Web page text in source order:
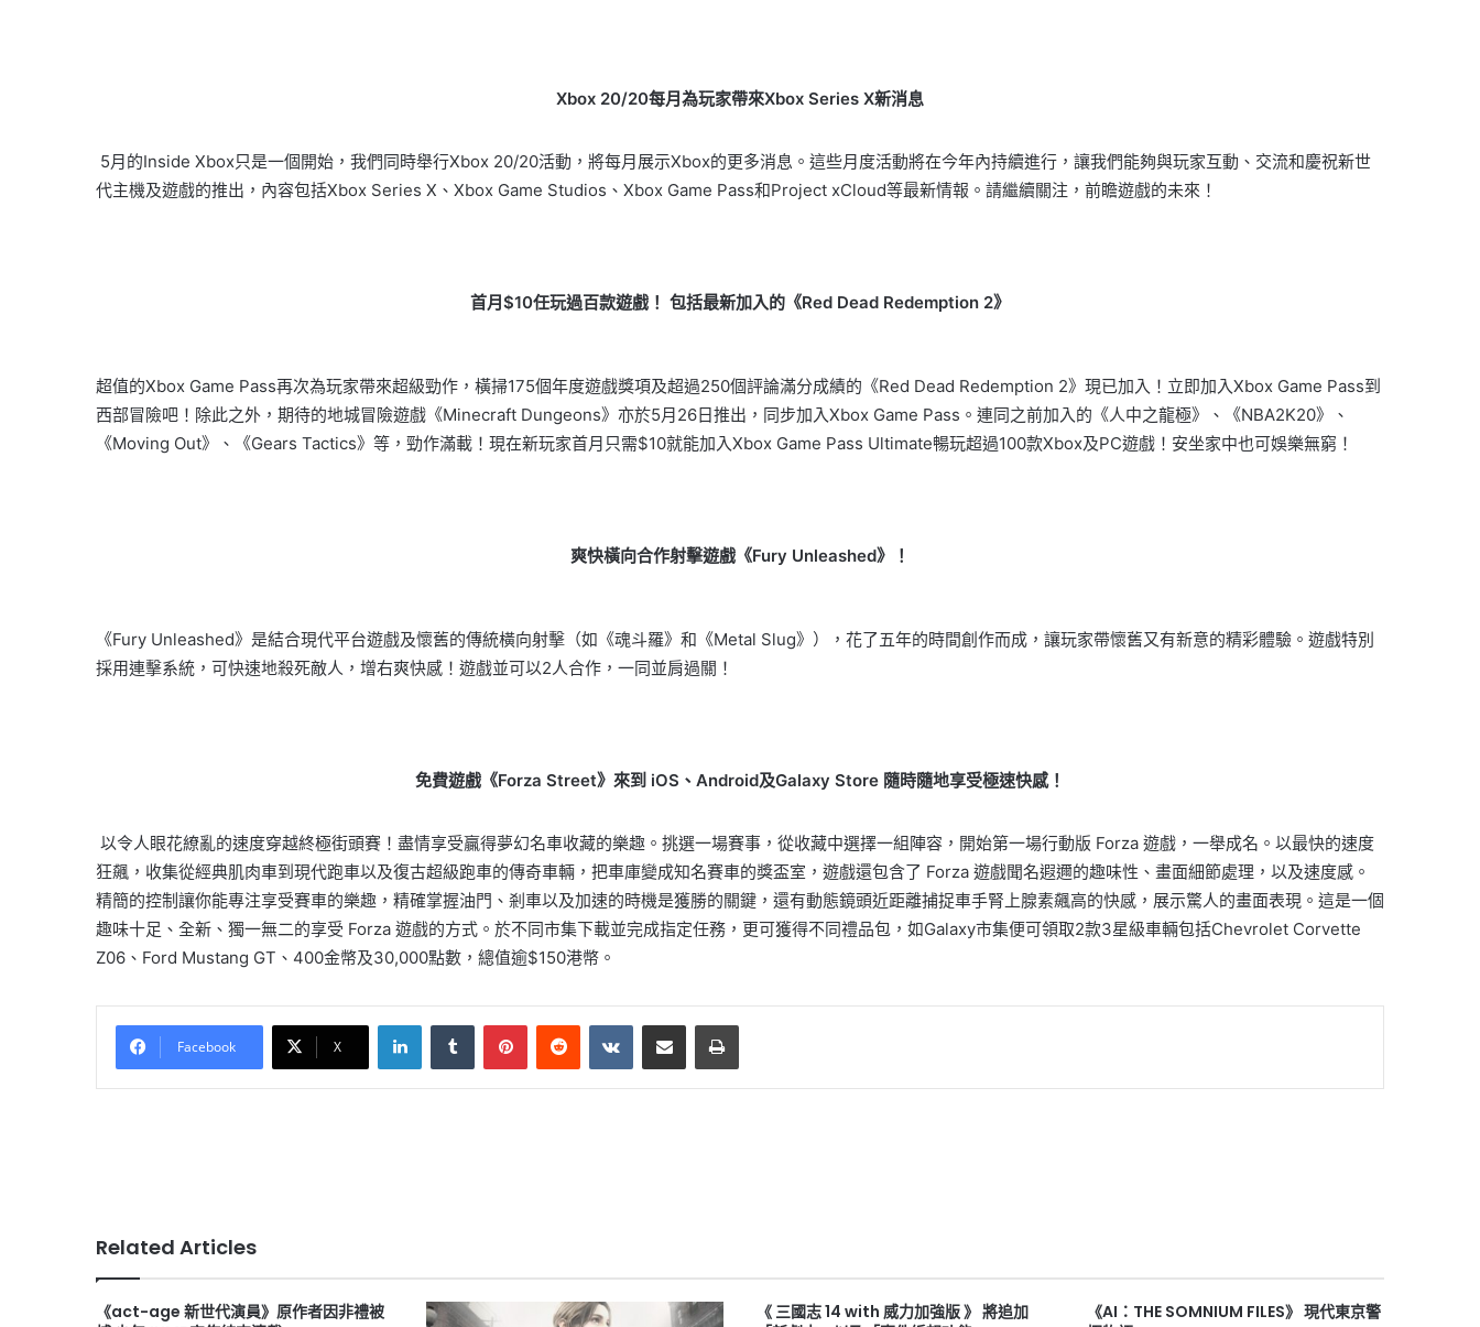
Xbox 20/20每月為玩家帶來Xbox Series X新消息
5月的Inside Xbox只是一個開始，我們同時舉行Xbox 20/20活動，將每月展示Xbox的更多消息。 這些月度活動將在今年內持續進行，讓我們能夠與玩家互動、 交流和慶祝新世
代主機及遊戲的推出，內容包括Xbox Series X 、 Xbox Game Studios 、 Xbox Game Pass和Project xCloud等最新情報。請繼續關注，前瞻遊戲的未來！
首月$10任玩過百款遊戲！ 包括最新加入的《Red Dead Redemption 2》
超值的Xbox Game Pass再次為玩家帶來超級勁作，橫掃175個年度遊戲獎項及超過250個評論滿分成績的《Red Dead Redemption 2》現已加入！立即加入Xbox Game Pass到
西部冒險吧！除此之外，期待的地城冒險遊戲《Minecraft Dungeons》亦於5月26日推出，同步加入Xbox Game Pass 。連同之前加入的《人中之龍極》、《NBA2K20》、
《Moving Out》、《Gears Tactics》等，勁作滿載！現在新玩家首月只需$10就能加入Xbox Game Pass Ultimate暢玩超過100款Xbox及PC遊戲！ 安坐家中也可娛樂無窮！
爽快橫向合作射擊遊戲《Fury Unleashed》！
《Fury Unleashed》是結合現代平台遊戲及懷舊的傳統橫向射擊（如《魂斗羅》和《Metal Slug》），花了五年的時間創作而成，讓玩家帶懷舊又有新意的精彩體驗。遊戲特別
採用連擊系統，可快速地殺死敵人，增右爽快感！遊戲並可以2人合作，一同並肩過關！
免費遊戲《Forza Street》來到 iOS 、 Android及Galaxy Store 隨時隨地享受極速快感！
以令人眼花繚亂的速度穿越終極街頭賽！ 盡情享受贏得夢幻名車收藏的樂趣。挑選一場賽事， 從收藏中選擇一組陣容，開始第一場行動版 Forza 遊戲，一舉成名。以最快的速度
狂飆， 收集從經典肌肉車到現代跑車以及復古超級跑車的傳奇車輛， 把車庫變成知名賽車的獎盃室，遊戲還包含了 Forza 遊戲聞名遐邇的趣味性、畫面細節處理，以及速度感。
精簡的控制讓你能專注享受賽車的樂趣，精確掌握油門、 剎車以及加速的時機是獲勝的關鍵， 還有動態鏡頭近距離捕捉車手腎上腺素飆高的快感， 展示驚人的畫面表現。這是一個
趣味十足、全新、獨一無二的享受 Forza 遊戲的方式。於不同市集下載並完成指定任務， 更可獲得不同禮品包，如Galaxy市集便可領取2款3星級車輛包括Chevrolet Corvette
Z06 、 Ford Mustang GT 、 400金幣及30,000點數，總值逾$150港幣。
Facebook X
LinkedInTumblr PinterestReddit VKontakteShare via Email Print
Related Articles
《act-age 新世代演員》原作者因非禮被
《 三國志 14 with 威力加強版 》 將追加
《AI：THE SOMNIUM FILES》 現代東京警